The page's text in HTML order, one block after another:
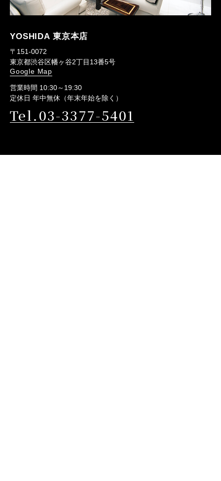
YOSHIDA 東京本店
〒151-0072
東京都渋谷区幡ヶ谷2丁目13番5号
Google Map
営業時間 10:30～19:30
定休日 年中無休（年末年始を除く）
Tel.03-3377-5401